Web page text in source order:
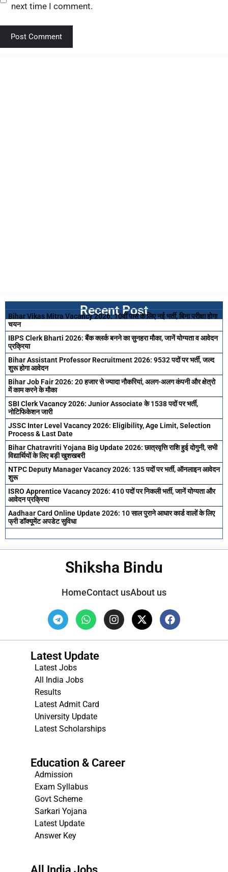
next time I comment.
Recent Post
Bihar Vikas Mitra Vacancy 2026: 10वीं पास के लिए नई भर्ती, बिना परीक्षा होगा
चयन
IBPS Clerk Bharti 2026: बैंक क्लर्क बनने का सुनहरा मौका, जानें योग्यता व आवेदन
प्रक्रिया
Bihar Assistant Professor Recruitment 2026: 9532 पदों पर भर्ती, जल्द
शुरू होगा आवेदन
Bihar Job Fair 2026: 20 हजार से ज्यादा नौकरियां, अलग-अलग कंपनी और क्षेत्रो
में काम करने के मौका
SBI Clerk Vacancy 2026: Junior Associate के 1538 पदों पर भर्ती,
नोटिफिकेशन जारी
JSSC Inter Level Vacancy 2026: Eligibility, Age Limit, Selection
Process & Last Date
Bihar Chatravriti Yojana Big Update 2026: छात्रवृत्ति राशि हुई दोगुनी, सभी
विद्यार्थियों के लिए बड़ी खुशखबरी
NTPC Deputy Manager Vacancy 2026: 135 पदों पर भर्ती, ऑनलाइन आवेदन
शुरू
ISRO Apprentice Vacancy 2026: 410 पदों पर निकली भर्ती, जानें योग्यता और
आवेदन प्रक्रिया
Aadhaar Card Online Update 2026: 10 साल पुराने आधार कार्ड वालों के लिए
फ्री डॉक्यूमेंट अपडेट सुविधा
Shiksha Bindu
HomeContact usAbout us
Latest Update
Latest Jobs
All India Jobs
Results
Latest Admit Card
University Update
Latest Scholarships
Education & Career
Admission
Exam Syllabus
Govt Scheme
Sarkari Yojana
Latest Update
Answer Key